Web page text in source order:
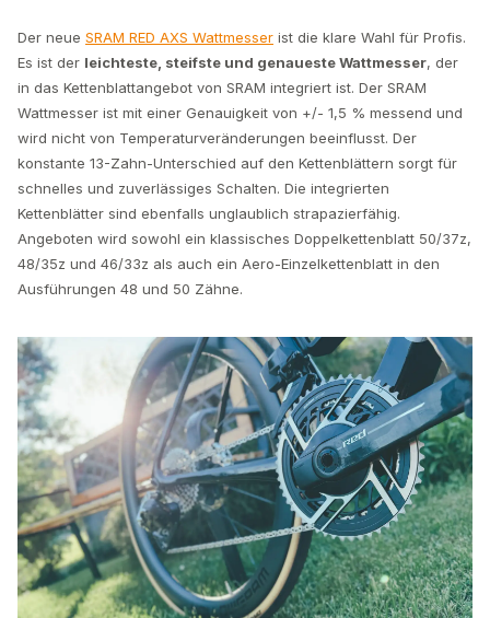
Der neue SRAM RED AXS Wattmesser ist die klare Wahl für Profis.
Es ist der leichteste, steifste und genaueste Wattmesser, der
in das Kettenblattangebot von SRAM integriert ist. Der SRAM
Wattmesser ist mit einer Genauigkeit von +/- 1,5 % messend und
wird nicht von Temperaturveränderungen beeinflusst. Der
konstante 13-Zahn-Unterschied auf den Kettenblättern sorgt für
schnelles und zuverlässiges Schalten. Die integrierten
Kettenblätter sind ebenfalls unglaublich strapazierfähig.
Angeboten wird sowohl ein klassisches Doppelkettenblatt 50/37z,
48/35z und 46/33z als auch ein Aero-Einzelkettenblatt in den
Ausführungen 48 und 50 Zähne.